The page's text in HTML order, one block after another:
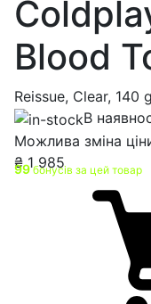
Blood
Reissue, Clear, 140
В
Можлива зміна
₴1 985
99бонусів за цей товар